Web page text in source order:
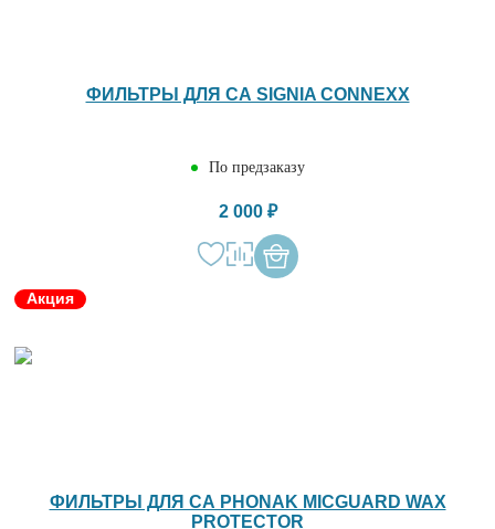
ФИЛЬТРЫ ДЛЯ СА SIGNIA CONNEXX
По предзаказу
2 000 ₽
Акция
ФИЛЬТРЫ ДЛЯ СА PHONAK MICGUARD WAX
PROTECTOR